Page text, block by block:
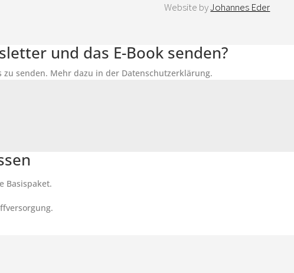
Website byJohannes Eder
und das E-Book senden?
senden. Mehr dazu in der Datenschutzerklärung.
Basispaket.